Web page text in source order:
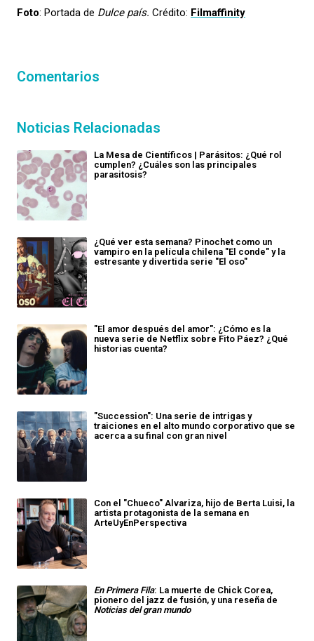
Foto: Portada de Dulce país. Crédito: Filmaffinity
Comentarios
Noticias Relacionadas
La Mesa de Científicos | Parásitos: ¿Qué rol
cumplen? ¿Cuáles son las principales
parasitosis?
¿Qué ver esta semana? Pinochet como un
vampiro en la película chilena "El conde" y la
estresante y divertida serie "El oso"
"El amor después del amor": ¿Cómo es la
nueva serie de Netflix sobre Fito Páez? ¿Qué
historias cuenta?
"Succession": Una serie de intrigas y
traiciones en el alto mundo corporativo que se
acerca a su final con gran nivel
Con el "Chueco" Alvariza, hijo de Berta Luisi, la
artista protagonista de la semana en
ArteUyEnPerspectiva
En Primera Fila: La muerte de Chick Corea,
pionero del jazz de fusión, y una reseña de
Noticias del gran mundo